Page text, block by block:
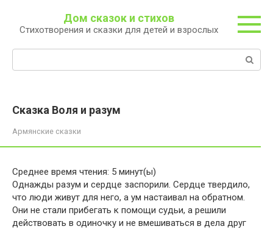
контенту
Дом сказок и стихов
Стихотворения и сказки для детей и взрослых
Сказка Воля и разум
Армянские сказки
Среднее время чтения: 5 минут(ы)
Однажды разум и сердце заспорили. Сердце твердило,
что люди живут для него, а ум настаивал на обратном.
Они не стали прибегать к помощи судьи, а решили
действовать в одиночку и не вмешиваться в дела друг